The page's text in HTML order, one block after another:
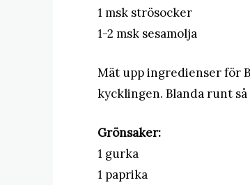
1 msk strösocker
1-2 msk sesamolja
Mät upp ingredienser för
kycklingen. Blanda runt
Grönsaker:
1 gurka
1 paprika